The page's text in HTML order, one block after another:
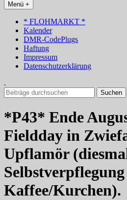
Menü +
* FLOHMARKT *
Kalender
DMR-CodePlugs
Haftung
Impressum
Datenschutzerklärung
.
Suchen
nach:
*P43* Ende
Fieldday in
Upflamör
Kaffee/Kurchen).